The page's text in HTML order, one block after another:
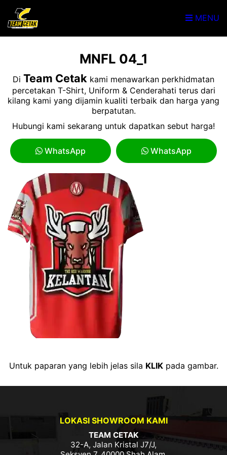
MENU
MNFL 04_1
Di Team Cetak kami menawarkan perkhidmatan
percetakan T-Shirt, Uniform & Cenderahati terus dari
kilang kami yang dijamin kualiti terbaik dan harga yang
berpatutan.
Hubungi kami sekarang untuk dapatkan sebut harga!
WhatsApp WhatsApp
Untuk paparan yang lebih jelas sila KLIKpada gambar.
LOKASI SHOWROOM KAMI
TEAM CETAK
32-A, Jalan Kristal J7/J,